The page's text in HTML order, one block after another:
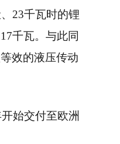
23千瓦时的锂
千瓦。与此同
效的液压传动
始交付至欧洲